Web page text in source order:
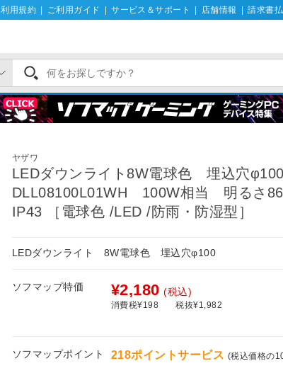
利用規約 ご利用ガイド サービス＆サポート 店舗情報 請求書
ヤザワ
LEDダウンライト8W電球色 埋込穴
DLL08100L01WH 100W相当 明るさ
IP43 ［電球色 /LED /防雨・防湿型］
LEDダウンライト 8W電球色 埋込穴φ100
ソフマップ特価 ¥2,180 (税込)
消費税¥198 税抜¥1,982
ソフマップポイント 218ポイントサービス (税込価格の